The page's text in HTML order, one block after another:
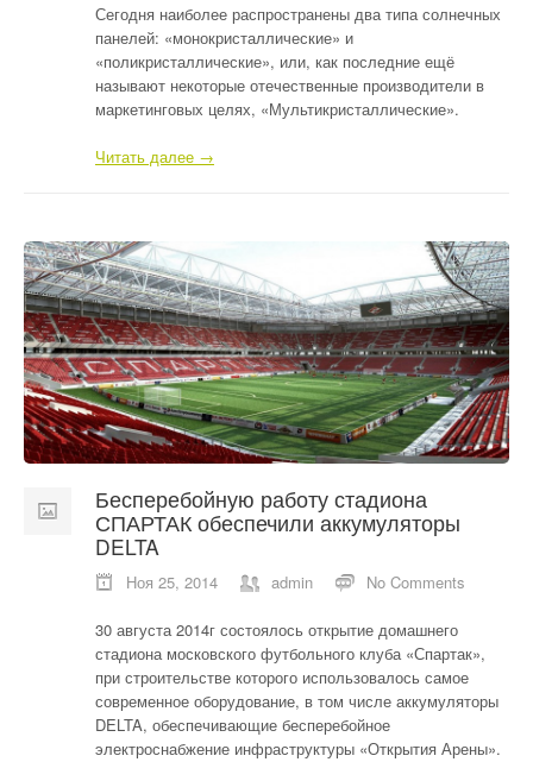
Сегодня наиболее распространены два типа солнечных
панелей: «монокристаллические» и
«поликристаллические», или, как последние ещё
называют некоторые отечественные производители в
маркетинговых целях, «Мультикристаллические».
Читать далее →
Бесперебойную работу стадиона
СПАРТАК обеспечили аккумуляторы
DELTA
Ноя 25, 2014 admin No Comments
30 августа 2014г состоялось открытие домашнего
стадиона московского футбольного клуба «Спартак»,
при строительстве которого использовалось самое
современное оборудование, в том числе аккумуляторы
DELTA, обеспечивающие бесперебойное
электроснабжение инфраструктуры «Открытия Арены».